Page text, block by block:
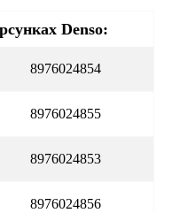
Denso:
8976024854
8976024855
8976024853
8976024856